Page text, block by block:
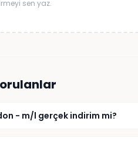
sen yaz.
- m/l gerçek indirim mi?